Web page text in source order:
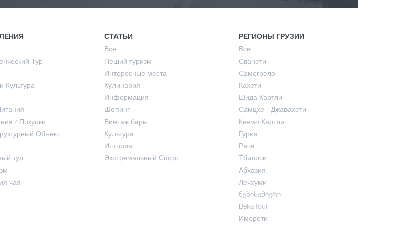
Осень
Тур
Культура
/ Покупки
Объект
тур
чая
СТАТЬИ
Все
Пеший туризм
Интересные места
Кулинария
Информация
Шопинг
Винтаж бары
Культура
История
Экстремальный Спорт
РЕГИОНЫ ГРУЗИИ
Все
Сванети
Самегрело
Кахети
Шида Картли
Самцхе - Джавахети
Квемо Картли
Гурия
Рача
Тбилиси
Абхазия
Лечхуми
ნებისიმიერი
Beka tour
Имерети